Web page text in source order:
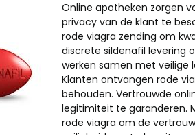
Online apotheken zorgen
privacy van de klant te
rode viagra zending om
discrete sildenafil levering
werken samen met veilige
Klanten ontvangen rode
behouden. Vertrouwde
legitimiteit te garanderen.
rode viagra om de